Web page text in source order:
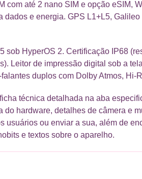
com até 2 nano SIM e opção eSIM,
dados e energia. GPS L1+L5,
sob HyperOS 2. Certificação IP68
Leitor de impressão digital sob a
duplos com Dolby Atmos, Hi-
técnica detalhada na aba
do hardware, detalhes de câmera e
usuários ou enviar a sua, além de
e textos sobre o aparelho.